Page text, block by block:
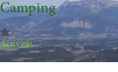
Camping
Activités
Parapente à Aurel depuis